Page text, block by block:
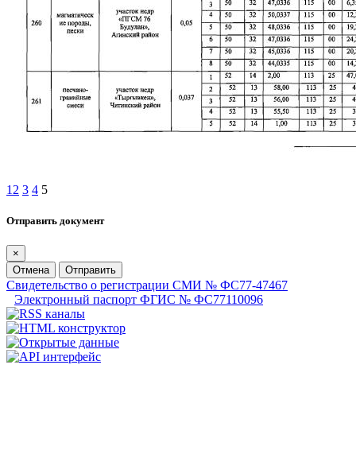
1 2 3 4 5
Отправить документ
×
Отмена
Отправить
Свидетельство о регистрации СМИ № ФС77-47467
Электронный паспорт ФГИС № ФС77110096